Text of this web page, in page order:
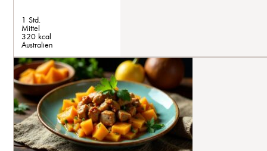
1 Std.
Mittel
320 kcal
Australien